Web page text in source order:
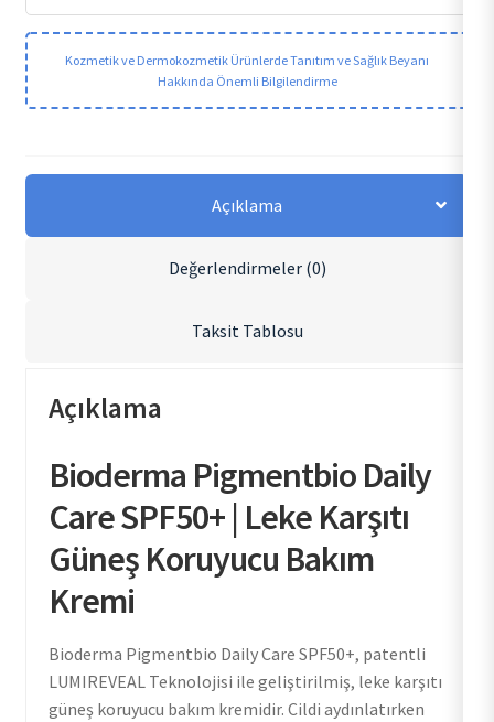
Kozmetik ve Dermokozmetik Ürünlerde Tanıtım ve Sağlık Beyanı
Hakkında Önemli Bilgilendirme
Açıklama
Değerlendirmeler (0)
Taksit Tablosu
Açıklama
Bioderma Pigmentbio Daily
Care SPF50+ | Leke Karşıtı
Güneş Koruyucu Bakım
Kremi
Bioderma Pigmentbio Daily Care SPF50+, patentli
LUMIREVEAL Teknolojisi ile geliştirilmiş, leke karşıtı
güneş koruyucu bakım kremidir. Cildi aydınlatırken